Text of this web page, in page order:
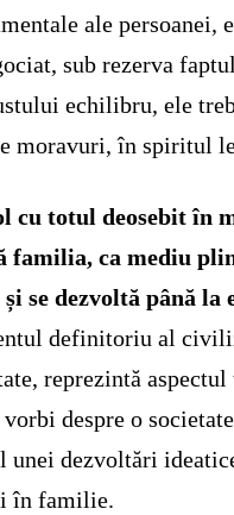
ale persoanei,
sub rezerva
echilibru, ele
moravuri, în spiritul
cu totul deosebit în
familia, ca mediu
și se dezvoltă până
definitoriu al
reprezintă
vorbi despre o
unei dezvoltări
în familie.